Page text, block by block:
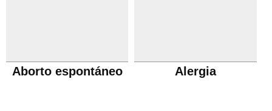
Aborto espontáneo Alergia